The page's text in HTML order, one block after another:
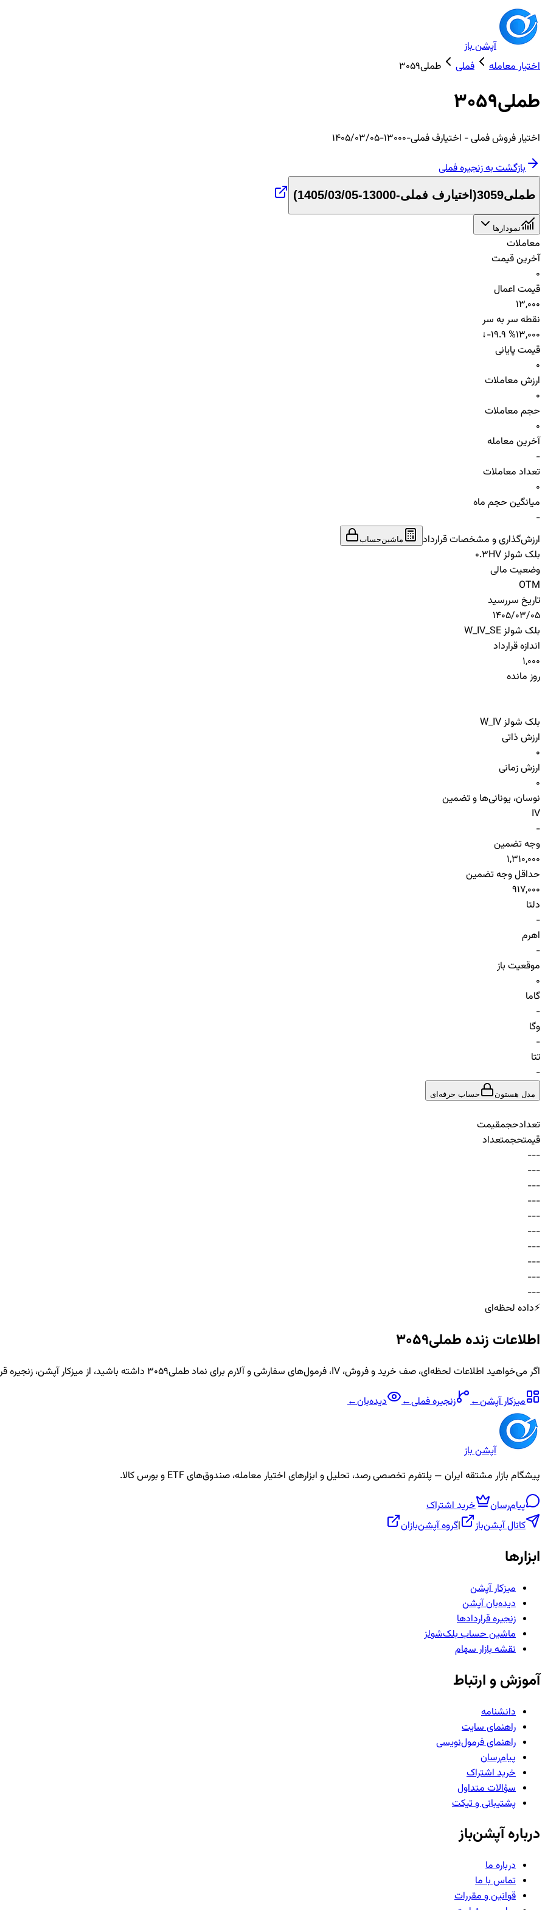
آپشن باز
اختیار معامله
فملی طملی3059
طملی3059
اختیارفروشفملی- اختیارف فملی-13000-1405/03/05
بازگشت به زنجیرهفملی
طملی3059 ( اختیارف فملی-13000-1405/03/05 )
نمودارها
معاملات
آخرین قیمت
0
قیمت اعمال
13,000
نقطه سر به سر
13,000
↓-19.9 %
قیمت پایانی
0
ارزش معاملات
0
حجم معاملات
0
آخرین معامله
-
تعداد معاملات
0
میانگین حجم ماه
-
ارزش‌گذاری و مشخصات قرارداد
ماشین‌حساب
بلک شولز HV
0.3
وضعیت مالی
OTM
تاریخ سررسید
1405/03/05
بلک شولز W_IV_SE
اندازه قرارداد
1,000
روز مانده
بلک شولز W_IV
ارزش ذاتی
0
ارزش زمانی
0
نوسان، یونانی‌ها و تضمین
IV
-
وجه تضمین
1,310,000
حداقل وجه تضمین
917,000
دلتا
-
اهرم
-
موقعیت باز
0
گاما
-
وگا
-
تتا
-
مدل هستون حساب حرفه‌ای
تعدادحجمقیمت
قیمتحجمتعداد
-
-
-
-
-
-
-
-
-
-
-
-
-
-
-
-
-
-
-
-
-
-
-
-
-
-
-
-
-
-
⚡داده لحظه‌ای
اطلاعات زنده طملی3059
اگر می‌خواهید اطلاعات لحظه‌ای، صف خرید و فروش، IV، فرمول‌های سفارشی و آلارم برای نماد طملی3059
داشته باشید، از میزکار آپشن، زنجیره
میزکار آپشن← زنجیرهفملی← دیده‌بان←
آپشن باز
پیشگام بازار مشتقه ایران — پلتفرم تخصصی رصد، تحلیل و ابزارهای اختیار معامله، صندوق‌های ETF و بورس کالا.
پیام‌رسان
خرید اشتراک
کانال آپشن‌باز
|گروه آپشن‌بازان
ابزارها
میزکار آپشن
دیده‌بان آپشن
زنجیره قراردادها
ماشین حساب بلک‌شولز
نقشه بازار سهام
آموزش و ارتباط
دانشنامه
راهنمای سایت
راهنمای فرمول‌نویسی
پیام‌رسان
خرید اشتراک
سؤالات متداول
پشتیبانی و تیکت
درباره آپشن‌باز
درباره ما
تماس با ما
قوانین و مقررات